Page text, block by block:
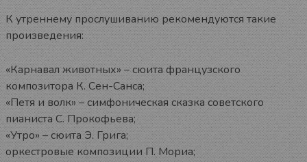
К утреннему прослушиванию рекомендуются такие
произведения:
«Карнавал животных» – сюита французского
композитора К. Сен-Санса;
«Петя и волк» – симфоническая сказка советского
пианиста С. Прокофьева;
«Утро» – сюита Э. Грига;
оркестровые композиции П. Мориа;